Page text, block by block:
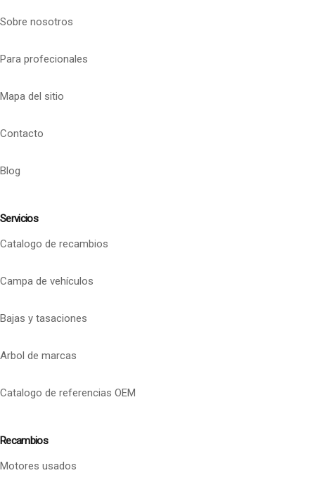
Sobre nosotros
Para profecionales
Mapa del sitio
Contacto
Blog
Servicios
Catalogo de recambios
Campa de vehículos
Bajas y tasaciones
Arbol de marcas
Catalogo de referencias OEM
Recambios
Motores usados